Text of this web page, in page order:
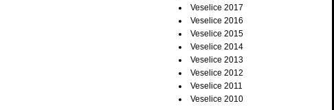
Veselice 2017
Veselice 2016
Veselice 2015
Veselice 2014
Veselice 2013
Veselice 2012
Veselice 2011
Veselice 2010